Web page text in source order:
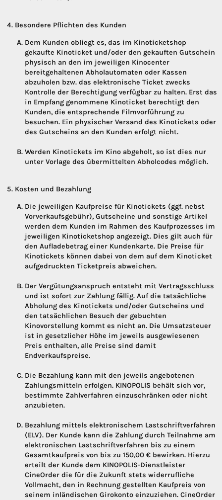
Besondere Pflichten des Kunden
Dem Kunden obliegt es, das im Kinoticketshop
gekaufte Kinoticket und/oder den gekauften Gutschein
physisch an den im jeweiligen Kinocenter
bereitgehaltenen Abholautomaten oder Kassen
abzuholen bzw. das elektronische Ticket zwecks
Kontrolle der Berechtigung verfügbar zu halten. Erst das
in Empfang genommene Kinoticket berechtigt den
Kunden, die entsprechende Filmvorführung zu
besuchen. Ein physischer Versand des Kinotickets oder
des Gutscheins an den Kunden erfolgt nicht.
Werden Kinotickets im Kino abgeholt, so ist dies nur
unter Vorlage des übermittelten Abholcodes möglich.
Kosten und Bezahlung
Die jeweiligen Kaufpreise für Kinotickets (ggf. nebst
Vorverkaufsgebühr), Gutscheine und sonstige Artikel
werden dem Kunden im Rahmen des Kaufprozesses im
jeweiligen Kinoticketshop angezeigt. Dies gilt auch für
den Aufladebetrag einer Kundenkarte. Die Preise für
Kinotickets können dabei von dem auf dem Kinoticket
aufgedruckten Ticketpreis abweichen.
Der Vergütungsanspruch entsteht mit Vertragsschluss
und ist sofort zur Zahlung fällig. Auf die tatsächliche
Abholung des Kinotickets und/oder Gutscheins und
den tatsächlichen Besuch der gebuchten
Kinovorstellung kommt es nicht an. Die Umsatzsteuer
ist in gesetzlicher Höhe im jeweils ausgewiesenen
Preis enthalten, alle Preise sind damit
Endverkaufspreise.
Die Bezahlung kann mit den jeweils angebotenen
Zahlungsmitteln erfolgen. KINOPOLIS behält sich vor,
bestimmte Zahlverfahren einzuschränken oder nicht
anzubieten.
Bezahlung mittels elektronischem Lastschriftverfahren
(ELV). Der Kunde kann die Zahlung durch Teilnahme am
elektronischen Lastschriftverfahren bis zu einem
Gesamtkaufpreis von bis zu 150,00 € bewirken. Hierzu
erteilt der Kunde dem KINOPOLIS-Dienstleister
CineOrder die für die Zukunft stets widerrufliche
Vollmacht, den in Rechnung gestellten Kaufpreis von
seinem inländischen Girokonto einzuziehen. CineOrder